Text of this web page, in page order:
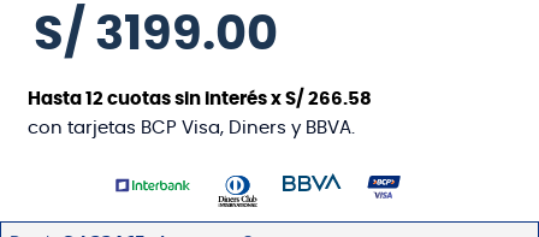
S/ 3199.00
Hasta12 cuotas sin interés xS/ 266.58
con tarjetas BCP Visa, Diners y BBVA.